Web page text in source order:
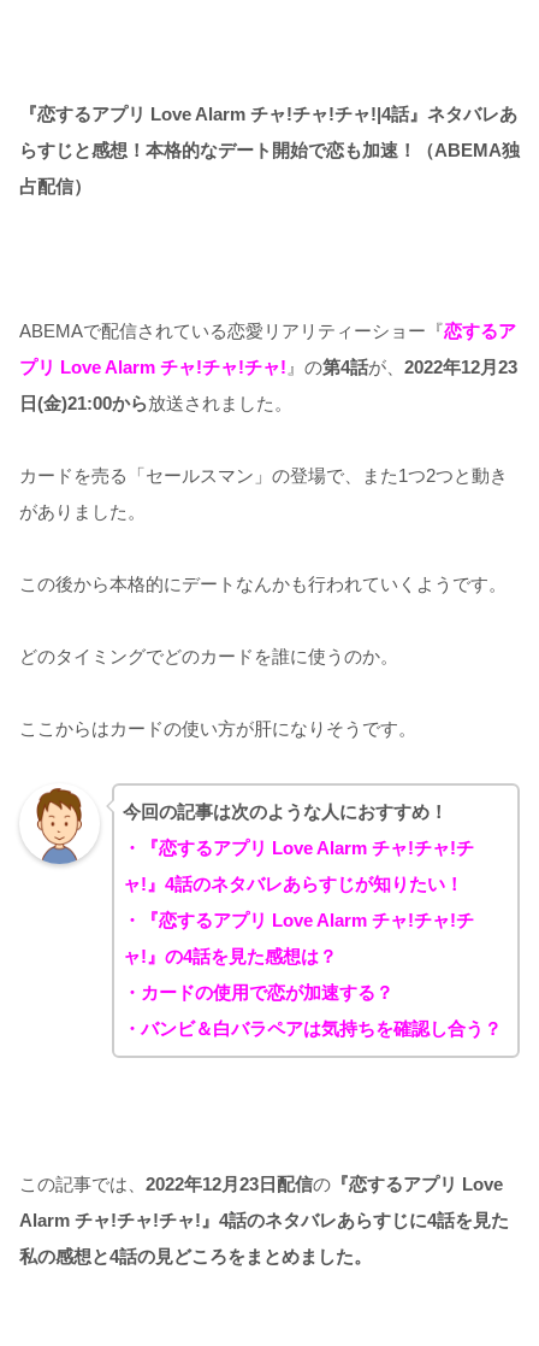
『恋するアプリ Love Alarm チャ!チャ!チャ!|4話』ネタバレあ
らすじと感想！本格的なデート開始で恋も加速！（ABEMA独
占配信）
ABEMAで配信されている恋愛リアリティーショー『恋するア
プリ Love Alarm チャ!チャ!チャ! 』の第4話が、 2022年12月23
日(金)21:00から放送されました。
カードを売る「セールスマン」の登場で、また1つ2つと動き
がありました。
この後から本格的にデートなんかも行われていくようです。
どのタイミングでどのカードを誰に使うのか。
ここからはカードの使い方が肝になりそうです。
今回の記事は次のような人におすすめ！
・『恋するアプリ Love Alarm チャ!チャ!チ
ャ!』4話のネタバレあらすじが知りたい！
・『恋するアプリ Love Alarm チャ!チャ!チ
ャ!』 の4話を見た感想は？
・カードの使用で恋が加速する？
・バンビ＆白バラペアは気持ちを確認し合う？
この記事では、 2022年12月23日配信の 『恋するアプリ Love
Alarm チャ!チャ!チャ!』4話のネタバレあらすじに4話を見た
私の感想と4話の見どころをまとめました。